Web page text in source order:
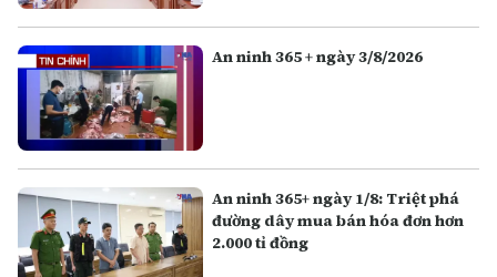
An ninh 365 + ngày 3/8/2026
An ninh 365+ ngày 1/8: Triệt phá
đường dây mua bán hóa đơn hơn
2.000 tỉ đồng